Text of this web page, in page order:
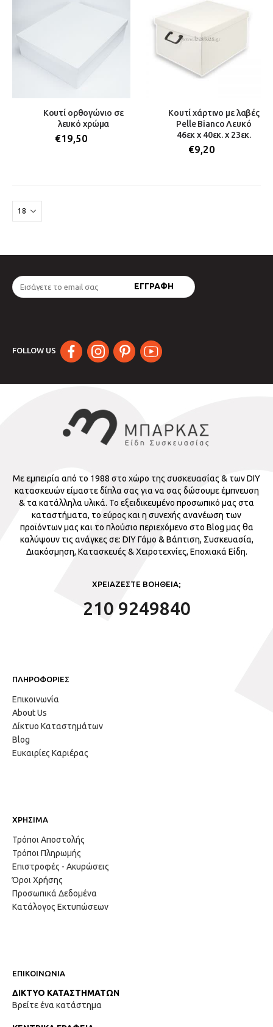
Κουτί ορθογώνιο σε
λευκό χρώμα
€19,50
Κουτί χάρτινο με λαβές
Pelle Bianco Λευκό
46εκ x 40εκ. x 23εκ.
€9,20
FOLLOW US
Με εμπειρία από το 1988 στο χώρο της συσκευασίας & των DIY
κατασκευών είμαστε δίπλα σας για να σας δώσουμε έμπνευση
& τα κατάλληλα υλικά. Το εξειδικευμένο προσωπικό μας στα
καταστήματα, το εύρος και η συνεχής ανανέωση των
προϊόντων μας και το πλούσιο περιεχόμενο στο Blog μας θα
καλύψουν τις ανάγκες σε: DIY Γάμο & Βάπτιση, Συσκευασία,
Διακόσμηση, Κατασκευές & Χειροτεχνίες, Εποχιακά Είδη.
ΧΡΕΙΑΖΕΣΤΕ ΒΟΗΘΕΙΑ;
210 9249840
ΠΛΗΡΟΦΟΡΙΕΣ
Επικοινωνία
About Us
Δίκτυο Καταστημάτων
Blog
Ευκαιρίες Καριέρας
ΧΡΗΣΙΜΑ
Τρόποι Αποστολής
Τρόποι Πληρωμής
Επιστροφές - Ακυρώσεις
Όροι Χρήσης
Προσωπικά Δεδομένα
Κατάλογος Εκτυπώσεων
ΕΠΙΚΟΙΝΩΝΙΑ
ΔΙΚΤΥΟ ΚΑΤΑΣΤΗΜΑΤΩΝ
Βρείτε ένα κατάστημα